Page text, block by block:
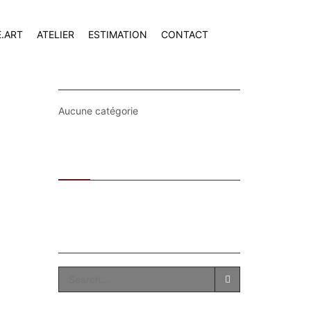
ATELIER ESTIMATION CONTACT
Aucune catégorie